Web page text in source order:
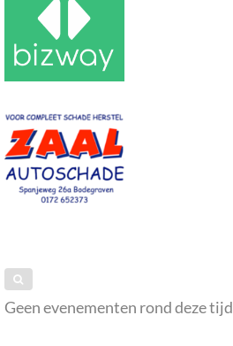
Geen evenementen rond deze tijd